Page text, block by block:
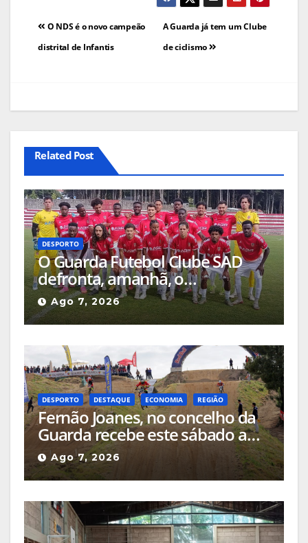
Navegação
de
A Guarda já tem um Clube
de ciclismo
O NDS é o novo campeão
distrital de Infantis
Related Post
DESPORTO
O Guarda Futebol Clube SAD
defronta, amanhã, o
Sertanense, num jogo a contar
para a Supertaça da Beira
Interior
Ago 7, 2026
DESPORTO DESTAQUE ECONOMIA REGIÃO
Fernão Joanes, no concelho da
Guarda recebe este sábado a
Etapa do Campeonato Nacional
de Supercross
Ago 7, 2026